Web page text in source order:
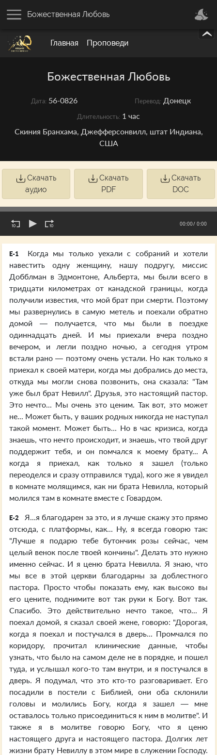
Главная Проповеди
Божественная Любовь
Божественная Любовь
Дата: 56-0826 Перевод: Донецк
Длительность: 1 час
Скиния Бранхама, Джефферсонвилл, штат Индиана,
США
Скачать
аудио
Скачать
PDF
Скачать
DOC
00:00/ 0:00
E-1
Когда мы только уехали с собраний и хотели
навестить одну женщину, нашу подругу, миссис
Добблман в Эдмонтоне, Альберта, мы были всего в
тридцати километрах от канадской границы, когда
получили известия, что мой брат при смерти. Поэтому
мы развернулись в самую метель и поехали обратно
домой — получается, что мы были в поездке
одиннадцать дней. И мы приехали вчера поздно
вечером, и легли поздно ночью, а сегодня утром
встали рано — поэтому очень устали. Но как только я
приехал к своей матери, когда мы добрались до места,
откуда мы могли снова позвонить, она сказала: "Там
уже был брат Невилл". Друзья, это настоящий пастор.
Это нечто... Мы очень это ценим. Так вот, это может
не... Может быть, у ваших родных никогда не наступал
такой момент. Может быть... Но в час кризиса, когда
знаешь, что нечто происходит, и знаешь, что твой друг
поддержит тебя, и он помчался к моему брату... А
когда я приехал, как только я зашел (только
переоделся и сразу отправился туда), кого же я увидел
в комнате молящимся, как ни брата Невилла, который
молился там в комнате вместе с Говардом.
E-2
Я...я благодарен за это, и я лучше скажу это прямо
отсюда, с платформы, как... Ну, я всегда говорю так:
"Лучше я подарю тебе бутончик розы сейчас, чем
целый венок после твоей кончины". Делать это нужно
именно сейчас. И я ценю брата Невилла. Я знаю, что
мы все в этой церкви благодарны за доблестного
пастора. Просто чтобы показать ему, как высоко вы
его цените, поднимите вот так руки к Богу. Вот так.
Спасибо. Это действительно нечто такое, что... Я
поехал домой, я сказал своей жене, говорю: "Дорогая,
когда я поехал и постучался в дверь... Промчался по
коридору, прочитал клинические данные, чтобы
узнать, что было на самом деле не в порядке, и пошел
туда, и услышал кого-то там внутри, и я постучался в
дверь. Я подумал, что это кто-то разговаривает. Его
посадили в постели с Библией, они оба склонили
головы и молились Богу, когда я зашел — мне
оставалось только присоединиться к ним в молитве". И
также я в молитве говорю Богу, что я ценю
настоящего друга и настоящего пастора. Долгих лет
жизни брату Невиллу в этом мире в служении Господу.